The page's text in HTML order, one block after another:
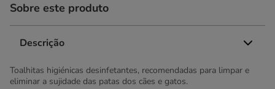
Sobre este produto
Descrição
Toalhitas higiénicas desinfetantes, recomendadas para limpar e
eliminar a sujidade das patas dos cães e gatos.